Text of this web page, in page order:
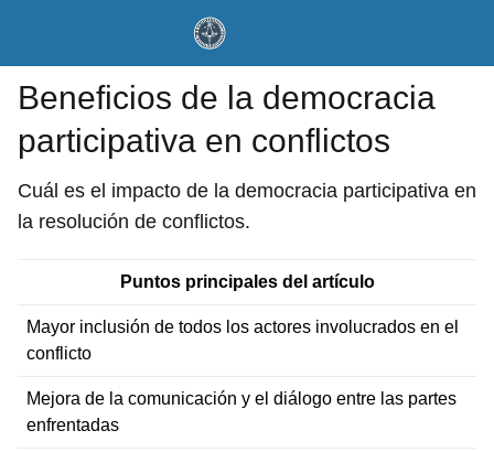
Beneficios de la democracia
participativa en conflictos
Cuál es el impacto de la democracia participativa en
la resolución de conflictos.
Puntos principales del artículo
Mayor inclusión de todos los actores involucrados en el
conflicto
Mejora de la comunicación y el diálogo entre las partes
enfrentadas